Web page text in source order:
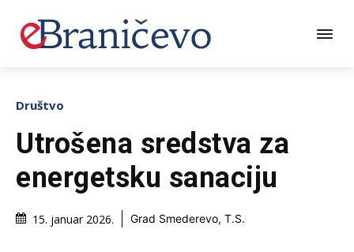
Društvo
Utrošena sredstva za
energetsku sanaciju
15. januar 2026. Grad Smederevo, T.S.